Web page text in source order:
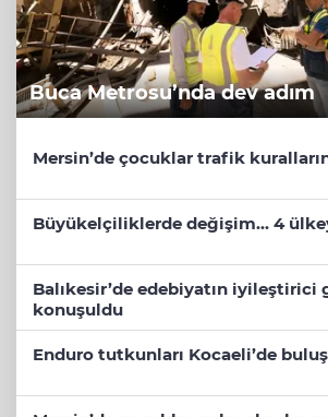
Buca Metrosu’nda dev adım
Mersin’de çocuklar trafik
Büyükelçiliklerde değişim... 4
Balıkesir’de edebiyatın iyileştirici
konuşuldu
Enduro tutkunları Kocaeli’de